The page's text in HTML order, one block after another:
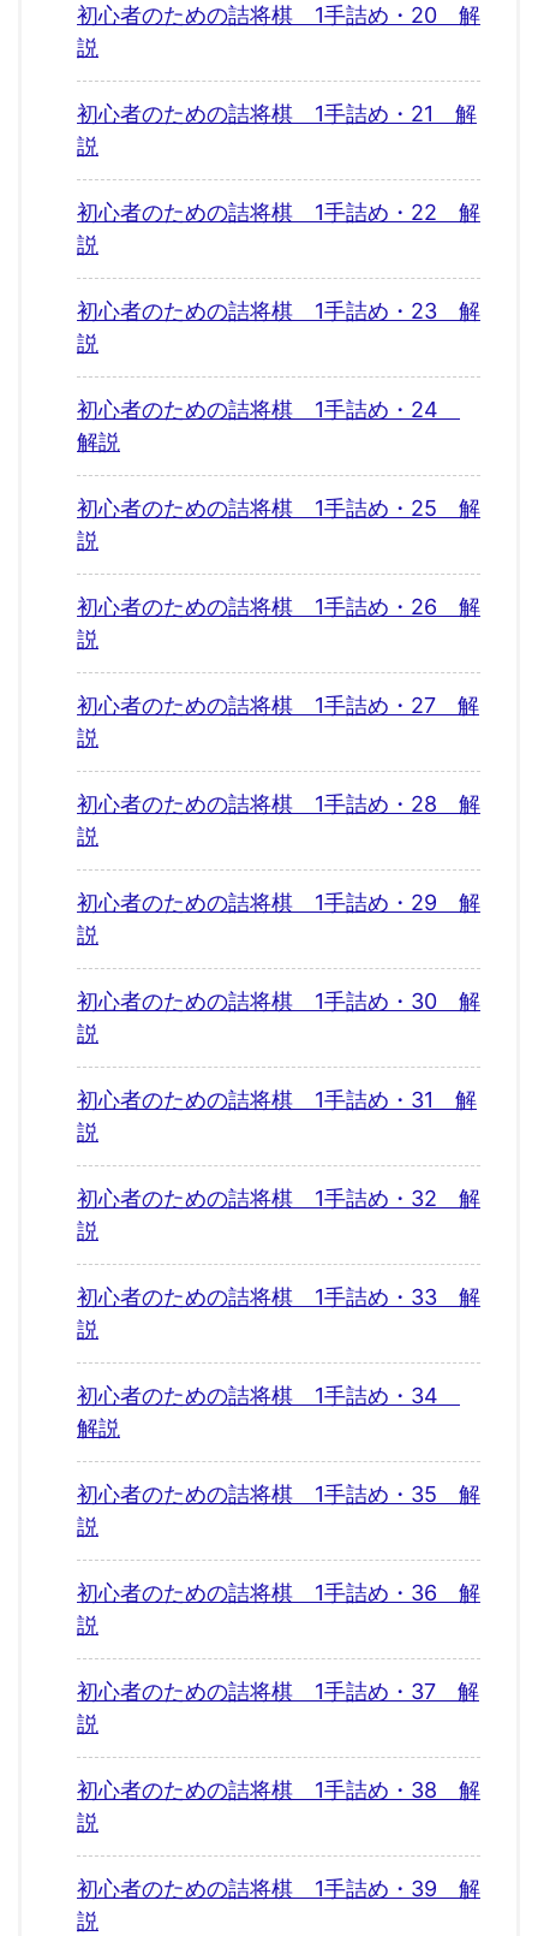
初心者のための詰将棋 1手詰め・20 解
説
初心者のための詰将棋 1手詰め・21 解
説
初心者のための詰将棋 1手詰め・22 解
説
初心者のための詰将棋 1手詰め・23 解
説
初心者のための詰将棋 1手詰め・24
解説
初心者のための詰将棋 1手詰め・25 解
説
初心者のための詰将棋 1手詰め・26 解
説
初心者のための詰将棋 1手詰め・27 解
説
初心者のための詰将棋 1手詰め・28 解
説
初心者のための詰将棋 1手詰め・29 解
説
初心者のための詰将棋 1手詰め・30 解
説
初心者のための詰将棋 1手詰め・31 解
説
初心者のための詰将棋 1手詰め・32 解
説
初心者のための詰将棋 1手詰め・33 解
説
初心者のための詰将棋 1手詰め・34
解説
初心者のための詰将棋 1手詰め・35 解
説
初心者のための詰将棋 1手詰め・36 解
説
初心者のための詰将棋 1手詰め・37 解
説
初心者のための詰将棋 1手詰め・38 解
説
初心者のための詰将棋 1手詰め・39 解
説